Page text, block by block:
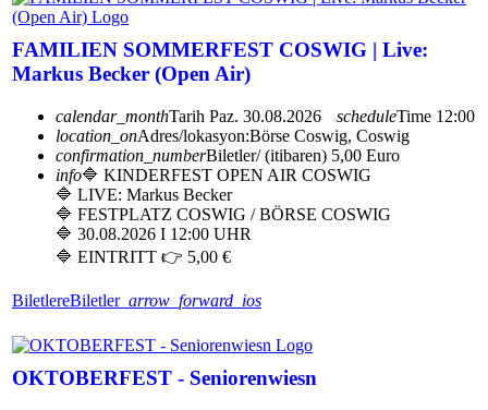
FAMILIEN SOMMERFEST COSWIG | Live:
Markus Becker (Open Air)
calendar_monthTarih Paz. 30.08.2026 scheduleTime 12:00
location_onAdres/lokasyon:Börse Coswig, Coswig
confirmation_numberBiletler/ (itibaren) 5,00 Euro
info🔷 KINDERFEST OPEN AIR COSWIG
🔷 LIVE: Markus Becker
🔷 FESTPLATZ COSWIG / BÖRSE COSWIG
🔷 30.08.2026 I 12:00 UHR
🔷 EINTRITT 👉 5,00 €
BiletlereBiletler arrow_forward_ios
OKTOBERFEST - Seniorenwiesn